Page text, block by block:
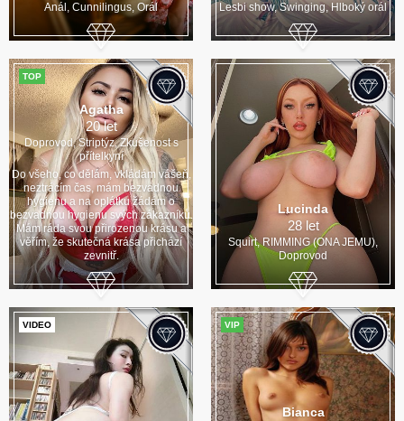
Anál, Cunnilingus, Orál Lesbi show, Swinging, Hlboký orál
TOP
Agatha
20 let
Doprovod, Striptýz, Zkušenost s
přítelkyní
Do všeho, co dělám, vkládám vášeň,
neztrácím čas, mám bezvadnou
hygienu a na oplátku žádám o
bezvadnou hygienu svých zákazníků.
Mám ráda svou přirozenou krásu a
věřím, že skutečná krása přichází
zevnitř.
Lucinda
28 let
Squirt, RIMMING (ONA JEMU),
Doprovod
VIDEO VIP
Bianca